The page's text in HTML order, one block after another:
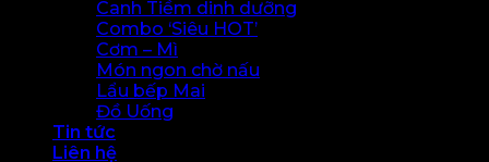
Canh Tiềm dinh dưỡng
Combo ‘Siêu HOT’
Cơm – Mì
Món ngon chờ nấu
Lẩu bếp Mai
Đồ Uống
Tin tức
Liên hệ